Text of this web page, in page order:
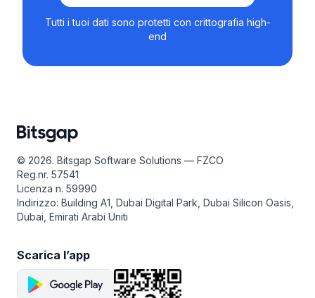
Tutti i tuoi dati sono protetti con crittografia high-
end
© 2026. Bitsgap Software Solutions — FZCO
Reg.nr. 57541
Licenza n. 59990
Indirizzo: Building A1, Dubai Digital Park, Dubai Silicon Oasis,
Dubai, Emirati Arabi Uniti
Scarica l’app